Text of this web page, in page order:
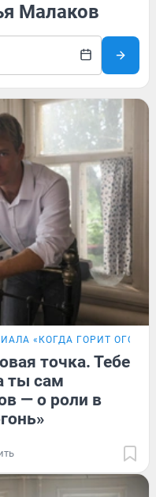
Малаков
«КОГДА ГОРИТ ОГОНЬ»
точка. Тебе
ты сам
— о роли в